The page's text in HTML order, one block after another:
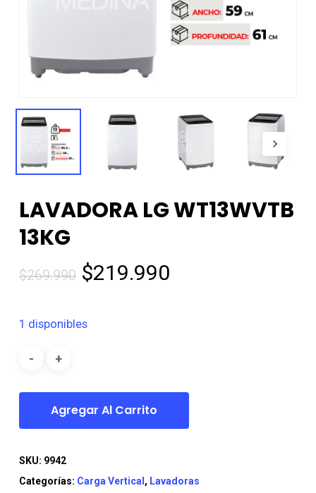
LAVADORA LG WT13WVTB
13KG
$269.990 El
era:
$219.990El
1 disponibles
Agregar Al Carrito
SKU: 9942
Categorías: Carga Vertical , Lavadoras